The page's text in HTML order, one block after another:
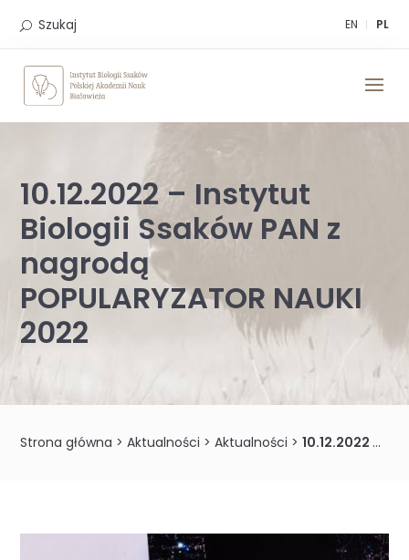
EN PL
Szukaj
10.12.2022 – Instytut
Biologii Ssaków PAN z
nagrodą
POPULARYZATOR NAUKI
2022
Strona główna >Aktualności >Aktualności >10.12.2022 – Instytut Biologii Ssaków PAN z nagrodą POPULARYZATOR NAUKI 2022